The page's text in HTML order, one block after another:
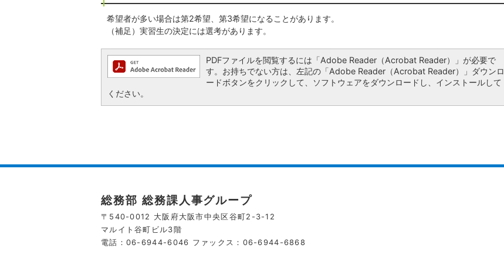
希望者が多い場合は第2希望、第3希望になることがあります。
（補足）実習生の決定には選考があります。
PDFファイルを閲覧するには「Adobe Reader（Acrobat Reader）」が必要で
す。お持ちでない方は、左記の「Adobe Reader（Acrobat Reader）」ダウンロ
ードボタンをクリックして、ソフトウェアをダウンロードし、インストールして
ください。
総務部 総務課人事グループ
〒540-0012 大阪府大阪市中央区谷町2-3-12
マルイト谷町ビル3階
電話：06-6944-6046 ファックス：06-6944-6868